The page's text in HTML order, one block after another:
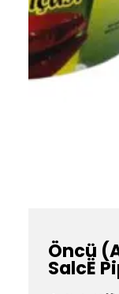
Öncü
SalcË